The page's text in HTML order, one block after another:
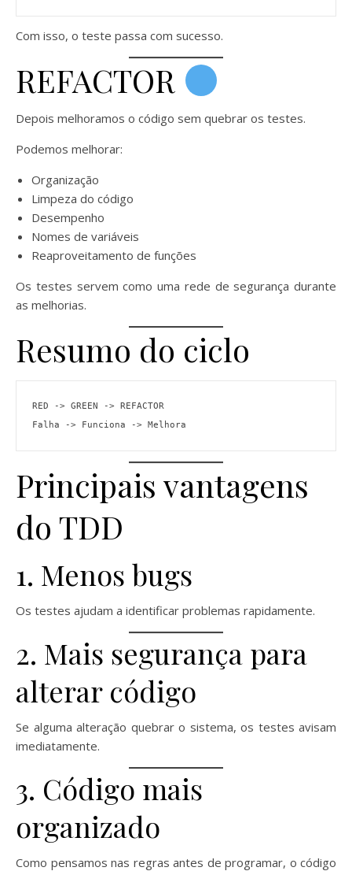
Com isso, o teste passa com sucesso.
REFACTOR
Depois melhoramos o código sem quebrar os testes.
Podemos melhorar:
Organização
Limpeza do código
Desempenho
Nomes de variáveis
Reaproveitamento de funções
Os testes servem como uma rede de segurança durante
as melhorias.
Resumo do ciclo
RED -> GREEN -> REFACTOR
Falha -> Funciona -> Melhora
Principais vantagens
do TDD
1. Menos bugs
Os testes ajudam a identificar problemas rapidamente.
2. Mais segurança para
alterar código
Se alguma alteração quebrar o sistema, os testes avisam
imediatamente.
3. Código mais
organizado
Como pensamos nas regras antes de programar, o código